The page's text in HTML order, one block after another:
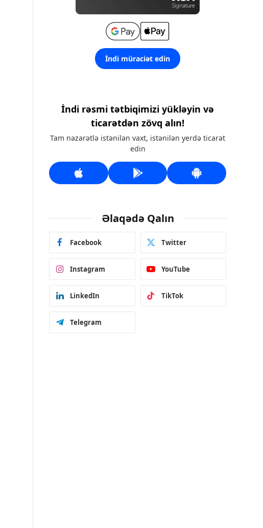
İndi müraciət edin
İndi rəsmi tətbiqimizi yükləyin və
ticarətdən zövq alın!
Tam nəzarətlə istənilən vaxt, istənilən yerdə ticarət
edin
Əlaqədə Qalın
Facebook Twitter
Instagram YouTube
LinkedIn TikTok
Telegram